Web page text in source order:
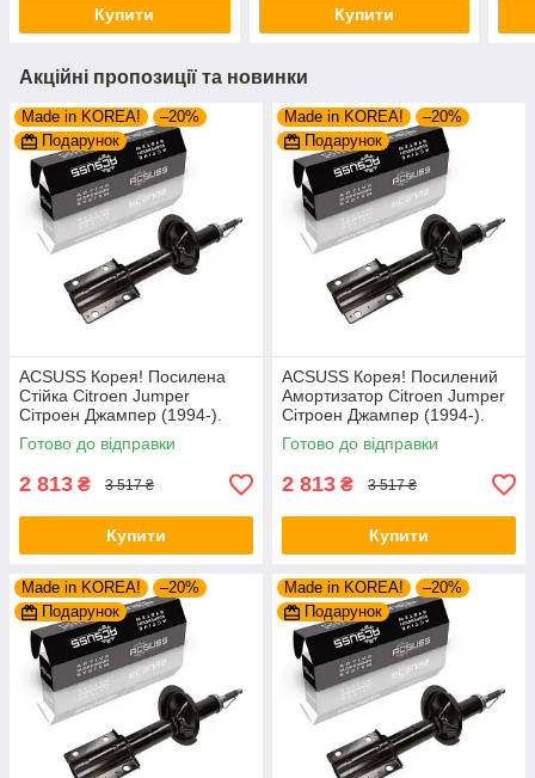
Купити Купити
Акційні пропозиції та новинки
Made in KOREA!
–20%
Подарунок
ACSUSS Корея! Посилена
Стійка Citroen Jumper
Сітроен Джампер (1994-).
Передня. Шток 25mm.
280975 , 635853
Готово до відправки
2 813 ₴ 3 517 ₴
Купити
Made in KOREA!
–20%
Подарунок
ACSUSS Корея! Посилений
Амортизатор Citroen Jumper
Сітроен Джампер (1994-).
Передній. Шток 25mm.
280975 , 635853
Готово до відправки
2 813 ₴ 3 517 ₴
Купити
Made in KOREA!
–20%
Подарунок
Made in KOREA!
–20%
Подарунок